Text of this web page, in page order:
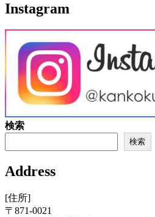
Instagram
検索
検索
Address
[住所]
〒871-0021